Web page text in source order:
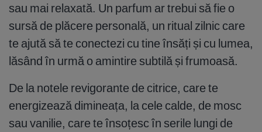
sau mai relaxată. Un parfum ar trebui să fie o
sursă de plăcere personală, un ritual zilnic care
te ajută să te conectezi cu tine însăți și cu lumea,
lăsând în urmă o amintire subtilă și frumoasă.
De la notele revigorante de citrice, care te
energizează dimineața, la cele calde, de mosc
sau vanilie, care te însoțesc în serile lungi de